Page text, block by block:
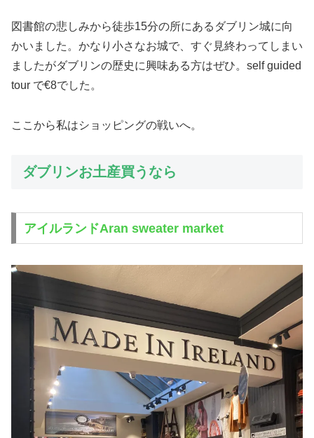
図書館の悲しみから徒歩15分の所にあるダブリン城に向
かいました。かなり小さなお城で、すぐ見終わってしまい
ましたがダブリンの歴史に興味ある方はぜひ。self guided
tour で€8でした。
ここから私はショッピングの戦いへ。
ダブリンお土産買うなら
アイルランドAran sweater market